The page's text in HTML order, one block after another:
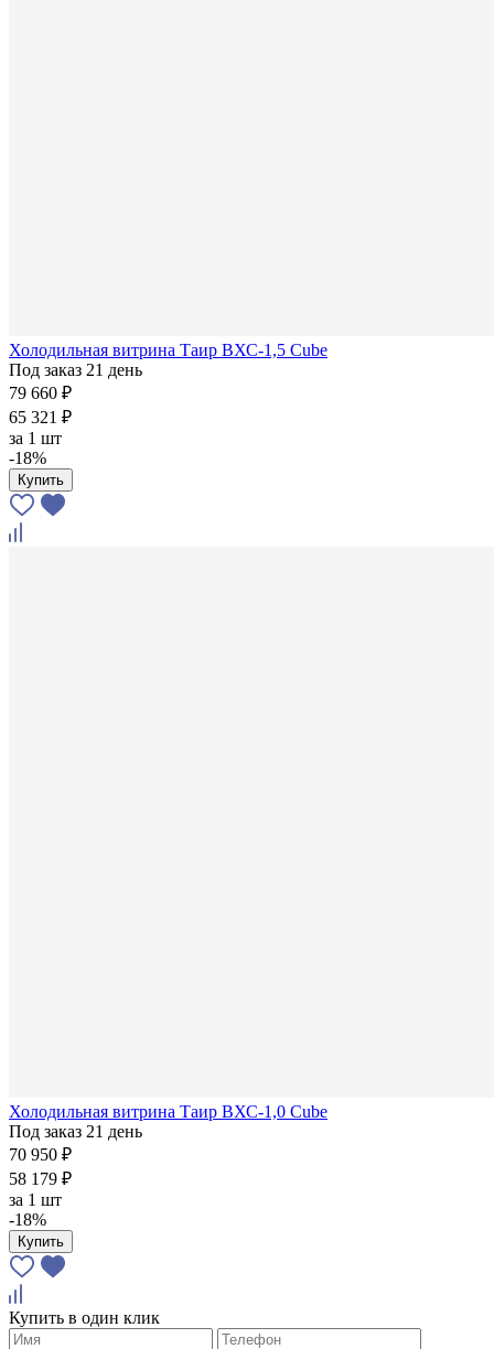
Холодильная витрина Таир ВХС-1,5 Cube
Под заказ 21 день
79 660 ₽
65 321 ₽
за 1 шт
-18%
Купить
Холодильная витрина Таир ВХС-1,0 Cube
Под заказ 21 день
70 950 ₽
58 179 ₽
за 1 шт
-18%
Купить
Купить в один клик